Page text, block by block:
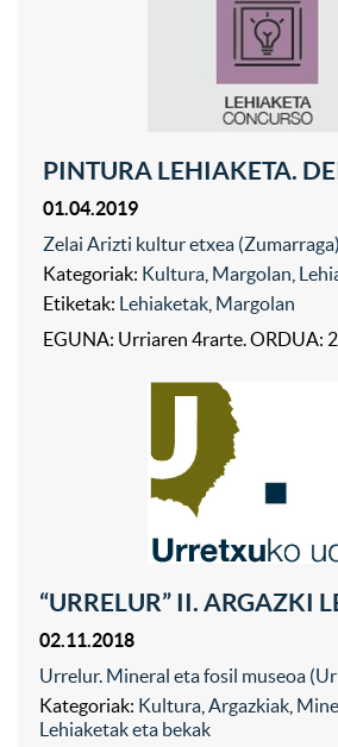
PINTURA LEHIAKETA.
01.04.2019
Zelai Arizti kultur etxea (Zumarraga)
Kategoriak: Kultura Margolan
Etiketak: Lehiaketak Margolan
EGUNA: Urriaren 4rarte. ORDUA:
“URRELUR” II. ARGAZKI
02.11.2018
Urrelur. Mineral eta fosil museoa
Kategoriak: Kultura Argazkiak
Lehiaketak eta bekak